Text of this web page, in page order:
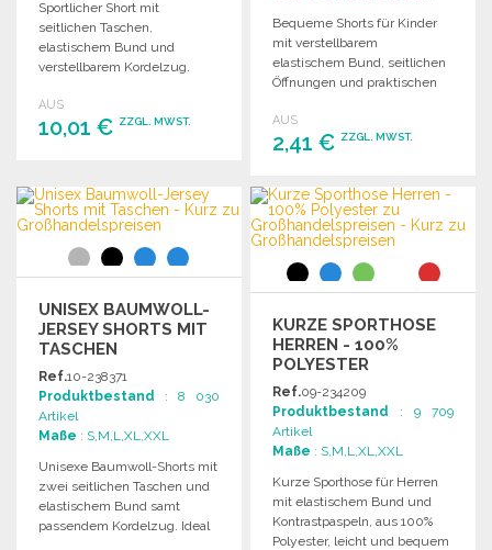
Sportlicher Short mit
seitlichen Taschen,
elastischem Bund und
verstellbarem Kordelzug.
Material aus 100% Polyester.
AUS
10,01 € ZZGL. MWST.
Angebot anfordern
Bequeme Shorts für Kinder
mit verstellbarem
elastischem Bund, seitlichen
Öffnungen und praktischen
Tragekomfort.
AUS
2,41 € ZZGL. MWST.
BESTELLEN
Angebot anfordern
UNISEX BAUMWOLL-
JERSEY SHORTS MIT
TASCHEN
Ref.10-238371
Produktbestand : 8 030
Artikel
Maße : S,M,L,XL,XXL
Unisexe Baumwoll-Shorts mit
zwei seitlichen Taschen und
elastischem Bund samt
passendem Kordelzug. Ideal
KURZE SPORTHOSE
HERREN - 100%
POLYESTER
Ref.09-234209
Produktbestand : 9 709
Artikel
Maße : S,M,L,XL,XXL
Kurze Sporthose für Herren
mit elastischem Bund und
Kontrastpaspeln, aus 100%
Polyester, leicht und bequem